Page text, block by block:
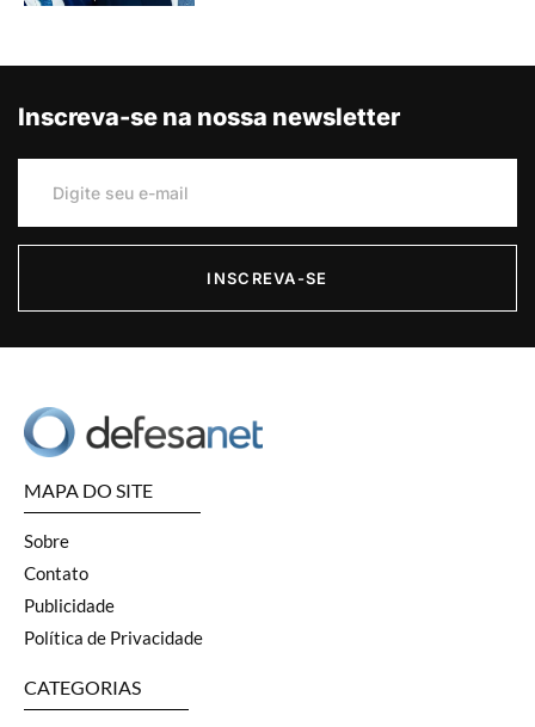
Inscreva-se na nossa newsletter
INSCREVA-SE
MAPA DO SITE
Sobre
Contato
Publicidade
Política de Privacidade
CATEGORIAS